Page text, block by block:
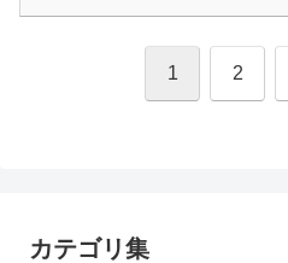
1 2
カテゴリ集